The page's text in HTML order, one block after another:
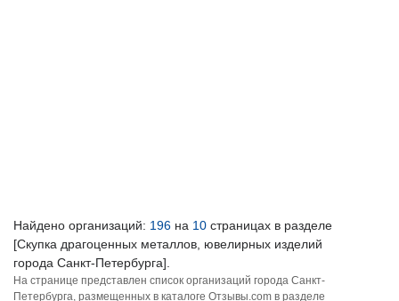
Найдено организаций: 196 на 10 страницах в разделе
[Скупка драгоценных металлов, ювелирных изделий
города Санкт-Петербурга].
На странице представлен список организаций города Санкт-
Петербурга, размещенных в каталоге Отзывы.com в разделе